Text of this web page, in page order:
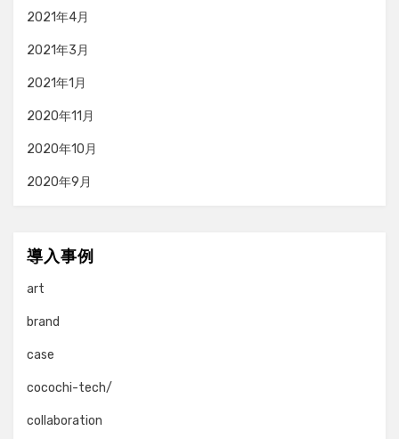
2021年4月
2021年3月
2021年1月
2020年11月
2020年10月
2020年9月
導入事例
art
brand
case
cocochi-tech/
collaboration